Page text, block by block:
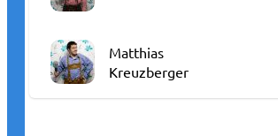
Matthias
Kreuzberger